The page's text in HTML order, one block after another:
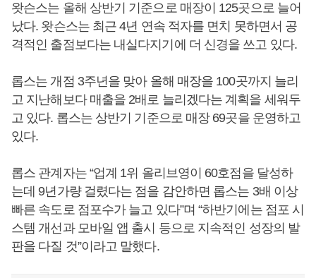
왓슨스는 올해 상반기 기준으로 매장이 125곳으로 늘어
났다. 왓슨스는 최근 4년 연속 적자를 면치 못하면서 공
격적인 출점보다는 내실다지기에 더 신경을 쓰고 있다.
롭스는 개점 3주년을 맞아 올해 매장을 100곳까지 늘리
고 지난해보다 매출을 2배로 늘리겠다는 계획을 세워두
고 있다. 롭스는 상반기 기준으로 매장 69곳을 운영하고
있다.
롭스 관계자는 “업계 1위 올리브영이 60호점을 달성하
는데 9년가량 걸렸다는 점을 감안하면 롭스는 3배 이상
빠른 속도로 점포수가 늘고 있다”며 “하반기에는 점포 시
스템 개선과 모바일 앱 출시 등으로 지속적인 성장의 발
판을 다질 것”이라고 말했다.